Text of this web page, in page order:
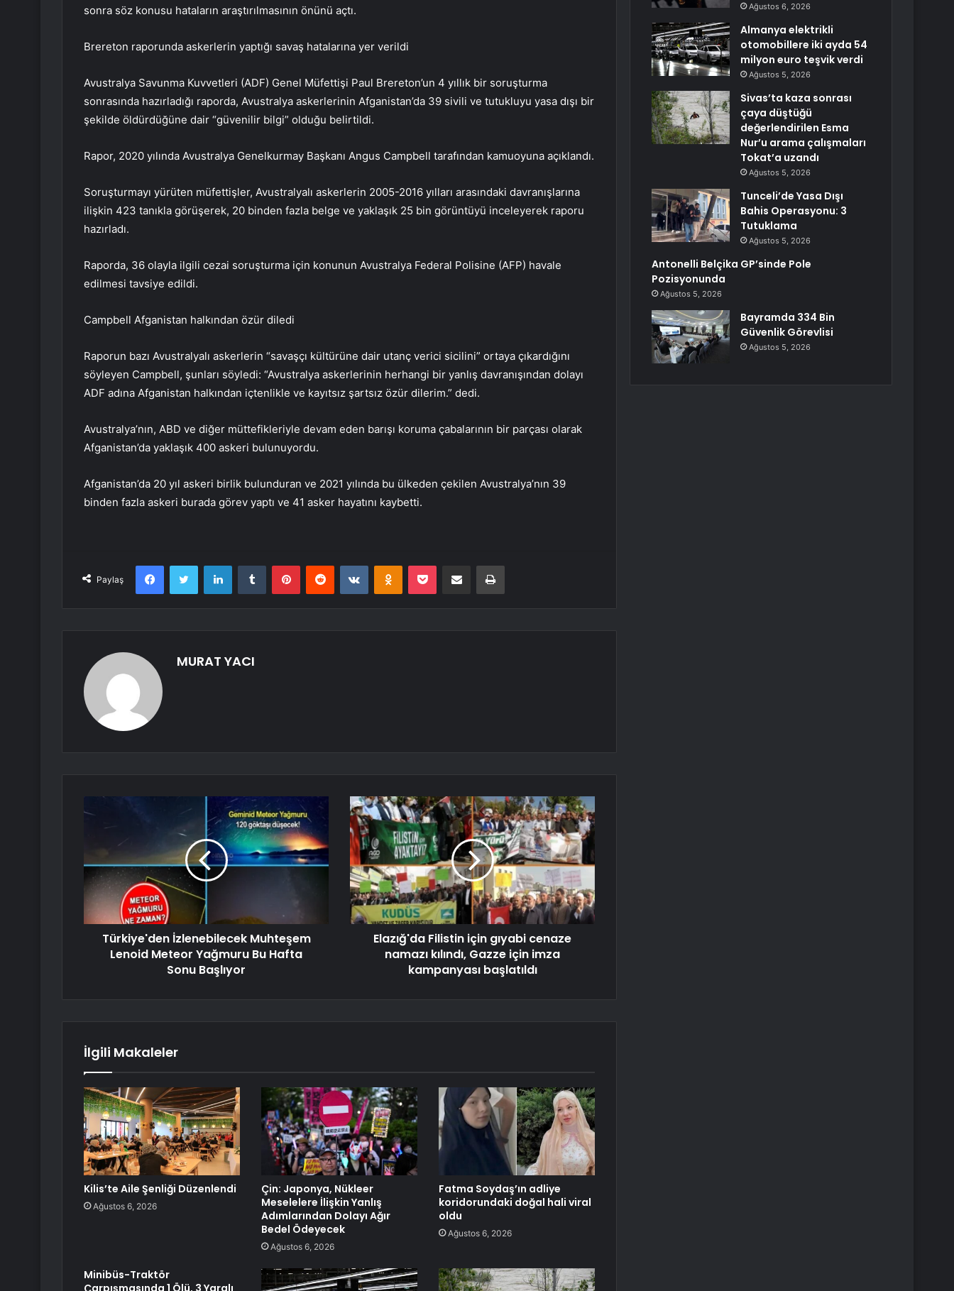
sonra söz konusu hataların araştırılmasının önünü açtı.
Brereton raporunda askerlerin yaptığı savaş hatalarına yer verildi
Avustralya Savunma Kuvvetleri (ADF) Genel Müfettişi Paul Brereton’un 4 yıllık bir soruşturma
sonrasında hazırladığı raporda, Avustralya askerlerinin Afganistan’da 39 sivili ve tutukluyu yasa dışı bir
şekilde öldürdüğüne dair “güvenilir bilgi” olduğu belirtildi.
Rapor, 2020 yılında Avustralya Genelkurmay Başkanı Angus Campbell tarafından kamuoyuna açıklandı.
Soruşturmayı yürüten müfettişler, Avustralyalı askerlerin 2005-2016 yılları arasındaki davranışlarına
ilişkin 423 tanıkla görüşerek, 20 binden fazla belge ve yaklaşık 25 bin görüntüyü inceleyerek raporu
hazırladı.
Raporda, 36 olayla ilgili cezai soruşturma için konunun Avustralya Federal Polisine (AFP) havale
edilmesi tavsiye edildi.
Campbell Afganistan halkından özür diledi
Raporun bazı Avustralyalı askerlerin “savaşçı kültürüne dair utanç verici sicilini” ortaya çıkardığını
söyleyen Campbell, şunları söyledi: “Avustralya askerlerinin herhangi bir yanlış davranışından dolayı
ADF adına Afganistan halkından içtenlikle ve kayıtsız şartsız özür dilerim.” dedi.
Avustralya’nın, ABD ve diğer müttefikleriyle devam eden barışı koruma çabalarının bir parçası olarak
Afganistan’da yaklaşık 400 askeri bulunuyordu.
Afganistan’da 20 yıl askeri birlik bulunduran ve 2021 yılında bu ülkeden çekilen Avustralya’nın 39
binden fazla askeri burada görev yaptı ve 41 asker hayatını kaybetti.
Paylaş
FacebookTwitter LinkedInTumblr PinterestReddit VKontakteOdnoklassniki
Pocket E-Posta ile paylaş Yazdır
MURAT YACI
Türkiye'den İzlenebilecek Muhteşem
Lenoid Meteor Yağmuru Bu Hafta
Sonu Başlıyor
Elazığ'da Filistin için gıyabi cenaze
namazı kılındı, Gazze için imza
kampanyası başlatıldı
İlgili Makaleler
Kilis’te Aile Şenliği Düzenlendi
Ağustos 6, 2026
Çin: Japonya, Nükleer
Meselelere İlişkin Yanlış
Adımlarından Dolayı Ağır
Bedel Ödeyecek
Ağustos 6, 2026
Fatma Soydaş’ın adliye
koridorundaki doğal hali viral
oldu
Ağustos 6, 2026
Minibüs-Traktör
Ağustos 6, 2026
Almanya elektrikli
otomobillere iki ayda 54
milyon euro teşvik verdi
Ağustos 5, 2026
Sivas’ta kaza sonrası
çaya düştüğü
değerlendirilen Esma
Nur’u arama çalışmaları
Tokat’a uzandı
Ağustos 5, 2026
Tunceli’de Yasa Dışı
Bahis Operasyonu: 3
Tutuklama
Ağustos 5, 2026
Antonelli Belçika GP’sinde Pole
Pozisyonunda
Ağustos 5, 2026
Bayramda 334 Bin
Güvenlik Görevlisi
Ağustos 5, 2026